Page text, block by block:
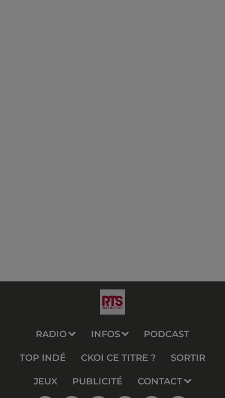
RADIO INFOS PODCAST
TOP INDÉ CKOI CE TITRE ? SORTIR
JEUX PUBLICITÉ CONTACT